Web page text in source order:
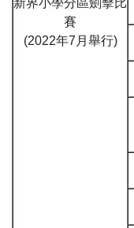
賽
(2022年7月舉行)